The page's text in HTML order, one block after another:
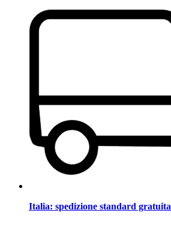
Italia: spedizione standard gratuita